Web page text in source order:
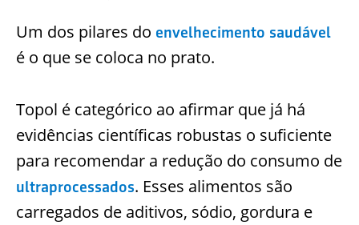
Um dos pilares do envelhecimento saudável
é o que se coloca no prato.
Topol é categórico ao afirmar que já há
evidências científicas robustas o suficiente
para recomendar a redução do consumo de
ultraprocessados. Esses alimentos são
carregados de aditivos, sódio, gordura e